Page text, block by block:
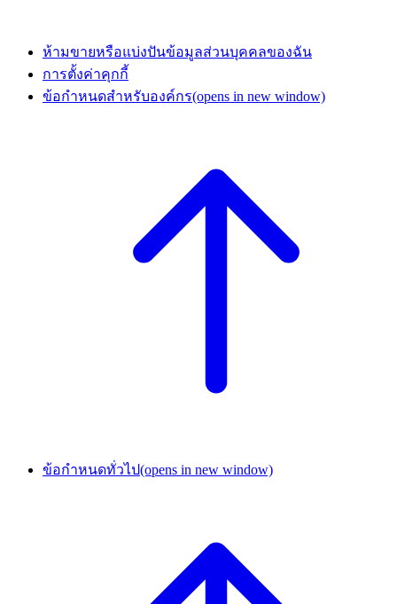
ห้ามขายหรือแบ่งปันข้อมูลส่วนบุคคลของฉัน
การตั้งค่าคุกกี้
ข้อกำหนดสำหรับองค์กร(opens in new window)
ข้อกำหนดทั่วไป(opens in new window)